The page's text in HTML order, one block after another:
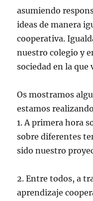
asumiendo
ideas de manera
cooperativa.
nuestro colegio y
sociedad en la que
Os mostramos
estamos
1. A primera hora
sobre diferentes
sido nuestro
2. Entre todos, a
aprendizaje